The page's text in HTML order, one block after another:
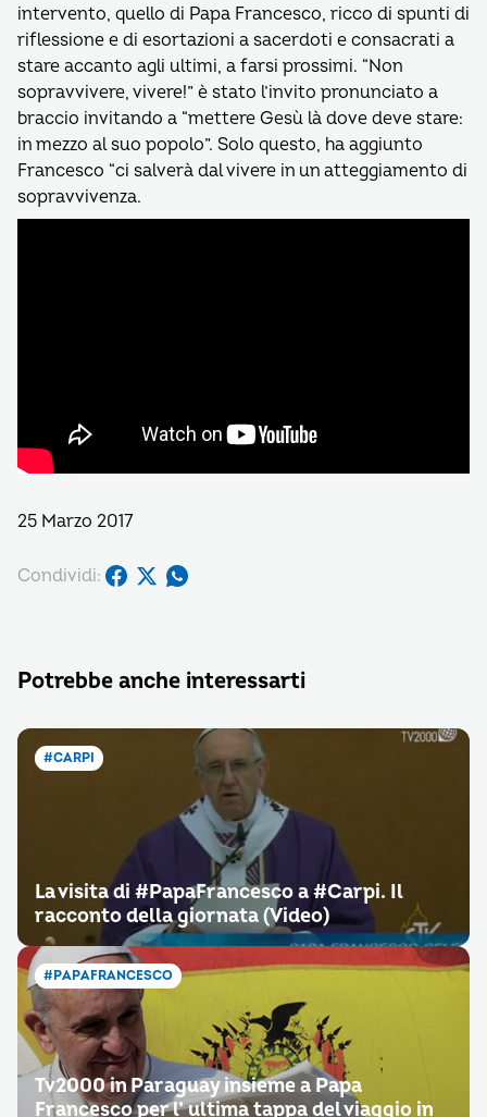
intervento, quello di Papa Francesco, ricco di spunti di
riflessione e di esortazioni a sacerdoti e consacrati a
stare accanto agli ultimi, a farsi prossimi. “Non
sopravvivere, vivere!” è stato l’invito pronunciato a
braccio invitando a “mettere Gesù là dove deve stare:
in mezzo al suo popolo”. Solo questo, ha aggiunto
Francesco “ci salverà dal vivere in un atteggiamento di
sopravvivenza.
25 Marzo 2017
Condividi:
Potrebbe anche interessarti
#CARPI
La visita di #PapaFrancesco a #Carpi. Il
racconto della giornata (Video)
#PAPAFRANCESCO
Tv2000 in Paraguay insieme a Papa
Francesco per l’ ultima tappa del viaggio in